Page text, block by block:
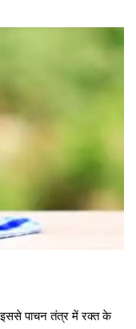
इससे पाचन तंत्र में रक्त के